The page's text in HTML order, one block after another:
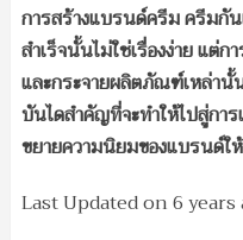
การสร้างแบรนด์ครีม ครีมกัน
สำเร็จนั้นไม่ใช่เรื่องง่าย แต่
และกระจายผลิตภัณฑ์เหล่านั้
บันไดสำคัญที่จะทำให้ไปสู่กา
ขยายความนิยมของแบรนด์ใ
Last Updated on6 years